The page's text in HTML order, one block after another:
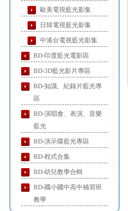
歐美電視藍光影集
日韓電視藍光影集
中港台電視藍光影集
BD-印度藍光電影區
BD-3D藍光影片專區
BD-知識、紀錄片藍光專
區
BD-演唱會、表演、音樂
藍光
BD-演示碟藍光專區
BD-程式合集
BD-幼兒教學合輯
BD-國小國中高中補習班
教學